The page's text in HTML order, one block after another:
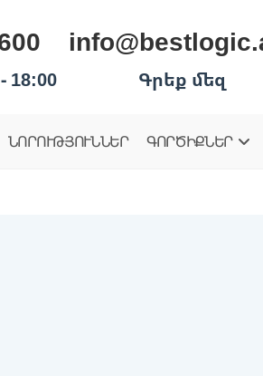
18:00 Գրեք մեզ
ՆՈՐՈՒԹՅՈՒՆՆԵՐ ԳՈՐԾԻՔՆԵՐ